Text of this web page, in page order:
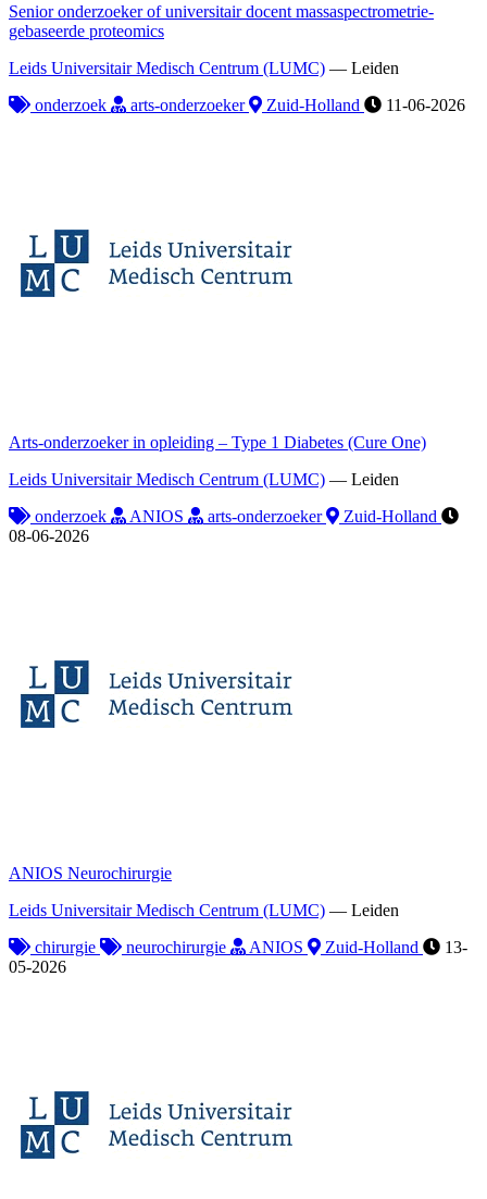
Senior onderzoeker of universitair docent massaspectrometrie-
gebaseerde proteomics
Leids Universitair Medisch Centrum (LUMC) — Leiden
onderzoek
arts-onderzoeker Zuid-Holland 11-06-2026
Arts-onderzoeker in opleiding – Type 1 Diabetes (Cure One)
Leids Universitair Medisch Centrum (LUMC) — Leiden
onderzoek
ANIOS arts-onderzoeker
Zuid-Holland
08-06-2026
ANIOS Neurochirurgie
Leids Universitair Medisch Centrum (LUMC) — Leiden
chirurgie
neurochirurgie ANIOS Zuid-Holland
13-
05-2026